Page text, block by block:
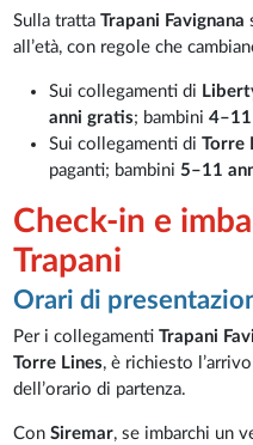
Sulla trattaTrapani Favignana
all’età, con regole che
Sui collegamenti di
anni gratis; bambini4–11
Sui collegamenti diTorre
paganti; bambini5–11
Check-in e
Trapani
Orari di
Per i collegamentiTrapani
Torre Lines, è richiesto
dell’orario di partenza.
ConSiremar, se imbarchi un